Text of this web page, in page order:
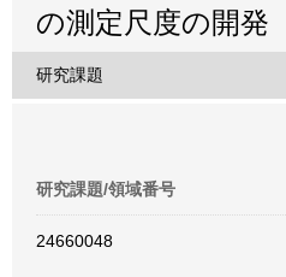
の測定尺度の開発
研究課題
研究課題/領域番号
24660048